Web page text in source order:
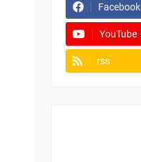
Facebook
YouTube
rss